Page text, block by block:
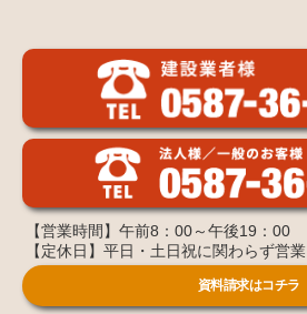
【営業時間】午前8：00～午後19：00
【定休日】平日・土日祝に関わらず営業
資料請求はコチラ